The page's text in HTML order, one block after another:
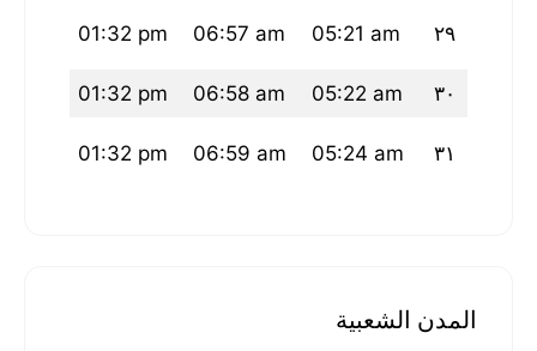
٢٩ 05:21 am
06:57 am
01:32 pm
٣٠ 05:22 am
06:58 am
01:32 pm
٣١ 05:24 am
06:59 am
01:32 pm
المدن الشعبية